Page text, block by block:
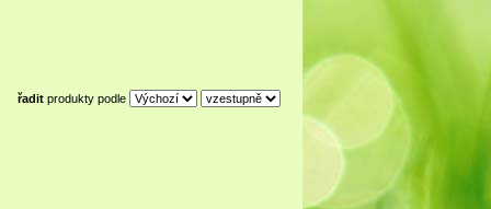
řadit produkty podle